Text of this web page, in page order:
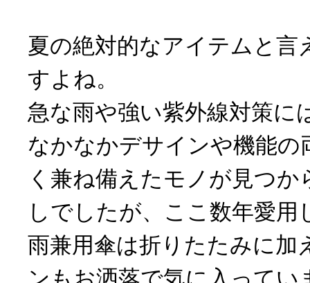
夏の絶対的なアイテムと言
すよね。
急な雨や強い紫外線対策に
なかなかデサインや機能の
く兼ね備えたモノが見つ
しでしたが、ここ数年愛用
雨兼用傘は折りたたみに加